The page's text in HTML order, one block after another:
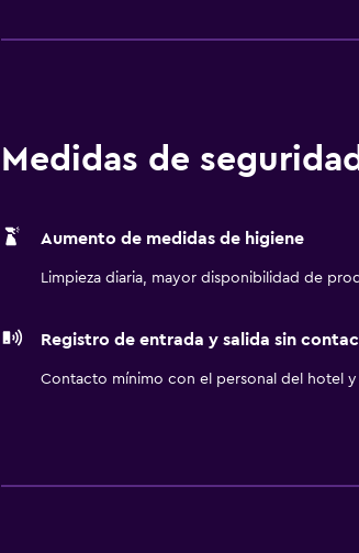
Medidas de
Aumento de medidas de higiene
Limpieza diaria, mayor disponibilidad de
Registro de entrada y salida sin
Contacto mínimo con el personal del hotel